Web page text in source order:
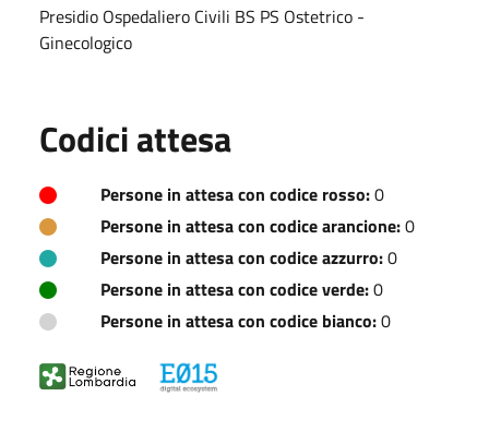
Presidio Ospedaliero Civili BS PS Ostetrico -
Ginecologico
Codici attesa
Persone in attesa con codice rosso:0
Persone in attesa con codice arancione:0
Persone in attesa con codice azzurro:0
Persone in attesa con codice verde:0
Persone in attesa con codice bianco:0